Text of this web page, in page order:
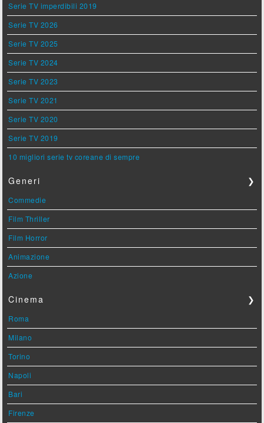
Serie TV imperdibili 2019
Serie TV 2026
Serie TV 2025
Serie TV 2024
Serie TV 2023
Serie TV 2021
Serie TV 2020
Serie TV 2019
10 migliori serie tv coreane di sempre
Generi ❯
Commedie
Film Thriller
Film Horror
Animazione
Azione
Cinema ❯
Roma
Milano
Torino
Napoli
Bari
Firenze